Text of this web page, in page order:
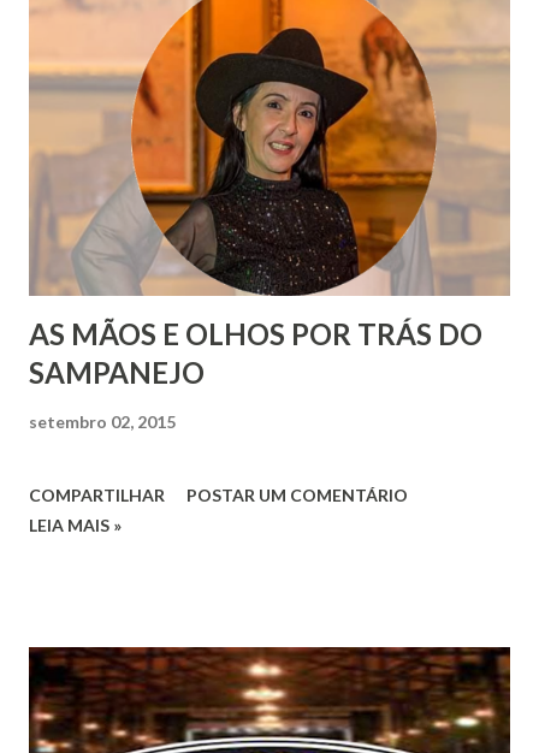
AS MÃOS E OLHOS POR TRÁS DO
SAMPANEJO
setembro 02, 2015
COMPARTILHAR
POSTAR UM COMENTÁRIO
LEIA MAIS »